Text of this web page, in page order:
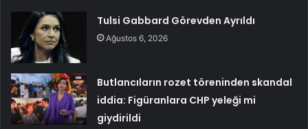
Tulsi Gabbard Görevden Ayrıldı
Ağustos 6, 2026
Butlancıların rozet töreninden skandal
iddia: Figüranlara CHP yeleği mi
giydirildi